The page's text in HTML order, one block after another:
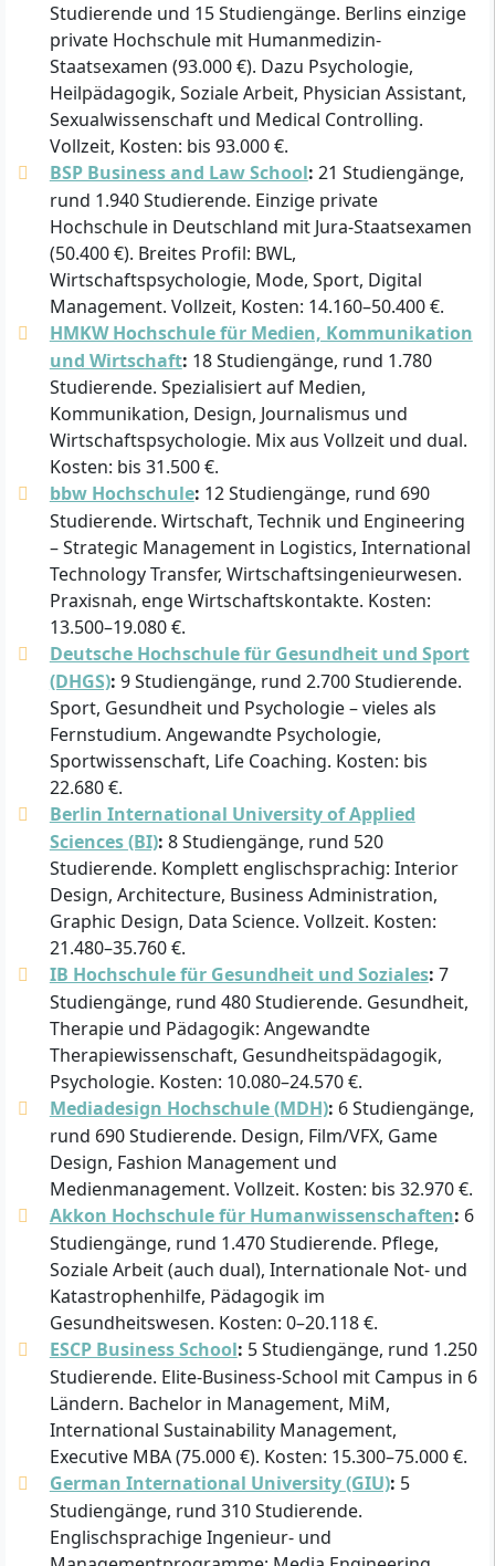
Studierende und 15 Studiengänge. Berlins einzige
private Hochschule mit Humanmedizin-
Staatsexamen (93.000 €). Dazu Psychologie,
Heilpädagogik, Soziale Arbeit, Physician Assistant,
Sexualwissenschaft und Medical Controlling.
Vollzeit, Kosten: bis 93.000 €.
BSP Business and Law School: 21 Studiengänge,
rund 1.940 Studierende. Einzige private
Hochschule in Deutschland mit Jura-Staatsexamen
(50.400 €). Breites Profil: BWL,
Wirtschaftspsychologie, Mode, Sport, Digital
Management. Vollzeit, Kosten: 14.160–50.400 €.
HMKW Hochschule für Medien, Kommunikation
und Wirtschaft: 18 Studiengänge, rund 1.780
Studierende. Spezialisiert auf Medien,
Kommunikation, Design, Journalismus und
Wirtschaftspsychologie. Mix aus Vollzeit und dual.
Kosten: bis 31.500 €.
bbw Hochschule: 12 Studiengänge, rund 690
Studierende. Wirtschaft, Technik und Engineering
– Strategic Management in Logistics, International
Technology Transfer, Wirtschaftsingenieurwesen.
Praxisnah, enge Wirtschaftskontakte. Kosten:
13.500–19.080 €.
Deutsche Hochschule für Gesundheit und Sport
(DHGS): 9 Studiengänge, rund 2.700 Studierende.
Sport, Gesundheit und Psychologie – vieles als
Fernstudium. Angewandte Psychologie,
Sportwissenschaft, Life Coaching. Kosten: bis
22.680 €.
Berlin International University of Applied
Sciences (BI): 8 Studiengänge, rund 520
Studierende. Komplett englischsprachig: Interior
Design, Architecture, Business Administration,
Graphic Design, Data Science. Vollzeit. Kosten:
21.480–35.760 €.
IB Hochschule für Gesundheit und Soziales: 7
Studiengänge, rund 480 Studierende. Gesundheit,
Therapie und Pädagogik: Angewandte
Therapiewissenschaft, Gesundheitspädagogik,
Psychologie. Kosten: 10.080–24.570 €.
Mediadesign Hochschule (MDH): 6 Studiengänge,
rund 690 Studierende. Design, Film/VFX, Game
Design, Fashion Management und
Medienmanagement. Vollzeit. Kosten: bis 32.970 €.
Akkon Hochschule für Humanwissenschaften: 6
Studiengänge, rund 1.470 Studierende. Pflege,
Soziale Arbeit (auch dual), Internationale Not- und
Katastrophenhilfe, Pädagogik im
Gesundheitswesen. Kosten: 0–20.118 €.
ESCP Business School: 5 Studiengänge, rund 1.250
Studierende. Elite-Business-School mit Campus in 6
Ländern. Bachelor in Management, MiM,
International Sustainability Management,
Executive MBA (75.000 €). Kosten: 15.300–75.000 €.
German International University (GIU): 5
Studiengänge, rund 310 Studierende.
Englischsprachige Ingenieur- und